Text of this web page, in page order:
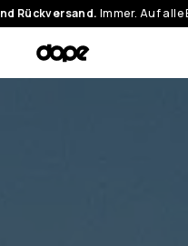
Rückversand. Immer. Auf